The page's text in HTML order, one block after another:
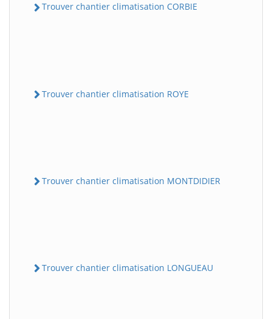
Trouver chantier climatisation CORBIE
Trouver chantier climatisation ROYE
Trouver chantier climatisation MONTDIDIER
Trouver chantier climatisation LONGUEAU